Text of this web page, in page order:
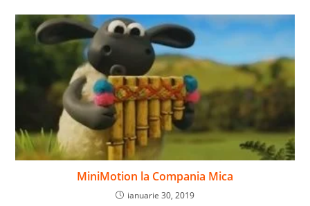
MiniMotion la Compania Mica
ianuarie 30, 2019